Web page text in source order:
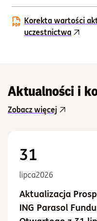
Korekta wartości
uczestnictwa
Aktualności i
Zobacz więcej
31
lipca2026
Aktualizacja
ING Parasol